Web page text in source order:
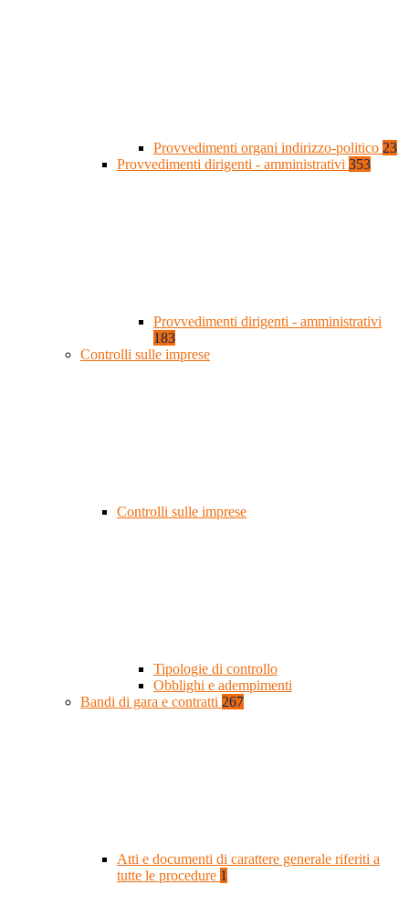
Provvedimenti organi indirizzo-politico 23
Provvedimenti dirigenti - amministrativi 353
Provvedimenti dirigenti - amministrativi
183
Controlli sulle imprese
Controlli sulle imprese
Tipologie di controllo
Obblighi e adempimenti
Bandi di gara e contratti 267
Atti e documenti di carattere generale riferiti a
tutte le procedure 1